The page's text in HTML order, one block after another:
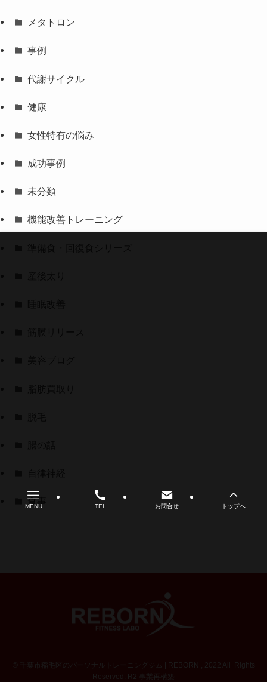
メタトロン
事例
代謝サイクル
健康
女性特有の悩み
成功事例
未分類
機能改善トレーニング
食事
千葉市稲毛区のパーソナルトレーニングジム | REBORN , 2022 All Rights
Reserved. R2 事業再構築
MENU TEL お問合せ トップへ